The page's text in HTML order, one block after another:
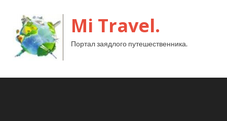
Mi Travel.
Портал заядлого путешественника.